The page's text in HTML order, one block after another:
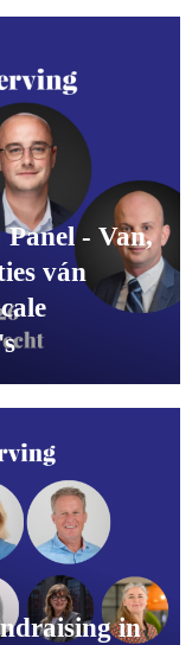
- Van,
ván
in